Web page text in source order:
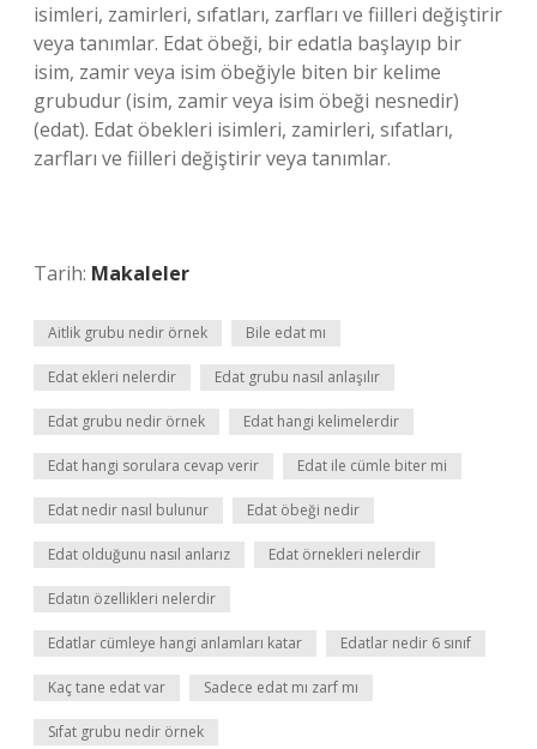
isimleri, zamirleri, sıfatları, zarfları ve fiilleri değiştirir
veya tanımlar. Edat öbeği, bir edatla başlayıp bir
isim, zamir veya isim öbeğiyle biten bir kelime
grubudur (isim, zamir veya isim öbeği nesnedir)
(edat). Edat öbekleri isimleri, zamirleri, sıfatları,
zarfları ve fiilleri değiştirir veya tanımlar.
Tarih: Makaleler
Aitlik grubu nedir örnek Bile edat mı
Edat ekleri nelerdir Edat grubu nasıl anlaşılır
Edat grubu nedir örnek Edat hangi kelimelerdir
Edat hangi sorulara cevap verir Edat ile cümle biter mi
Edat nedir nasıl bulunur Edat öbeği nedir
Edat olduğunu nasıl anlarız Edat örnekleri nelerdir
Edatın özellikleri nelerdir
Edatlar cümleye hangi anlamları katar Edatlar nedir 6 sınıf
Kaç tane edat var Sadece edat mı zarf mı
Sıfat grubu nedir örnek